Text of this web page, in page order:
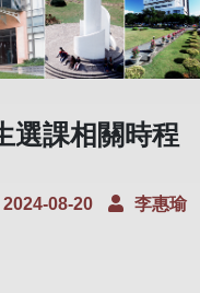
選課相關時程
2024-08-20 李惠瑜